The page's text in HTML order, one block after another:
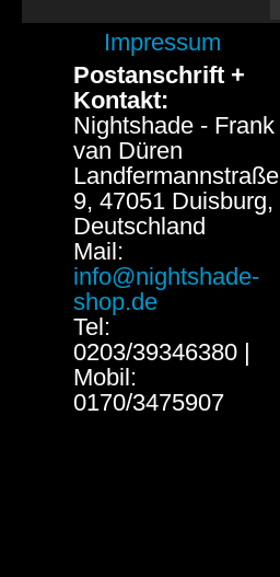
Impressum
Postanschrift +
Kontakt:
Nightshade - Frank
van Düren
Landfermannstraße
9, 47051 Duisburg,
Deutschland
Mail:
info@nightshade-
shop.de
Tel:
0203/39346380 |
Mobil:
0170/3475907